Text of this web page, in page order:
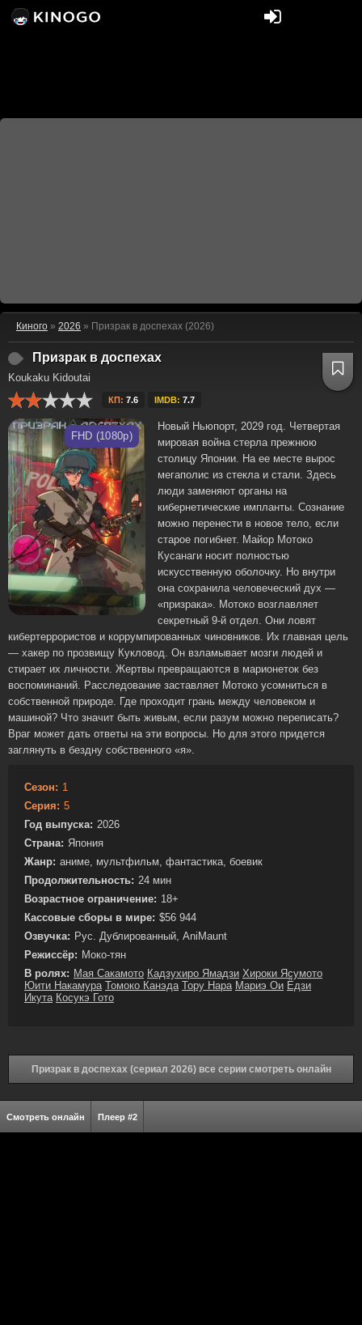
Киного » 2026 » Призрак в доспехах (2026)
Призрак в доспехах
Koukaku Kidoutai
КП: 7.6 IMDB: 7.7
FHD (1080p)
Новый Ньюпорт, 2029 год. Четвертая
мировая война стерла прежнюю
столицу Японии. На ее месте вырос
мегаполис из стекла и стали. Здесь
люди заменяют органы на
кибернетические импланты. Сознание
можно перенести в новое тело, если
старое погибнет. Майор Мотоко
Кусанаги носит полностью
искусственную оболочку. Но внутри
она сохранила человеческий дух —
«призрака». Мотоко возглавляет
секретный 9-й отдел. Они ловят
кибертеррористов и коррумпированных чиновников. Их главная цель
— хакер по прозвищу Кукловод. Он взламывает мозги людей и
стирает их личности. Жертвы превращаются в марионеток без
воспоминаний. Расследование заставляет Мотоко усомниться в
собственной природе. Где проходит грань между человеком и
машиной? Что значит быть живым, если разум можно переписать?
Враг может дать ответы на эти вопросы. Но для этого придется
заглянуть в бездну собственного «я».
Сезон: 1
Серия: 5
Год выпуска: 2026
Страна: Япония
Жанр: аниме, мультфильм, фантастика, боевик
Продолжительность: 24 мин
Возрастное ограничение: 18+
Кассовые сборы в мире: $56 944
Озвучка: Рус. Дублированный, AniMaunt
Режиссёр: Моко-тян
В ролях: Мая Сакамото Кадзухиро Ямадзи Хироки Ясумото
Юити Накамура Томоко Канэда Тору Нара Мариэ Ои Ёдзи
Икута Косукэ Гото
Призрак в доспехах (сериал 2026) все серии смотреть онлайн
Смотреть онлайн Плеер #2